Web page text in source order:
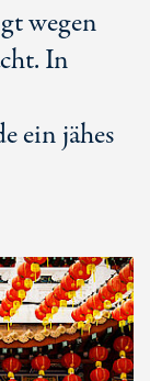
wegen
In
ein jähes